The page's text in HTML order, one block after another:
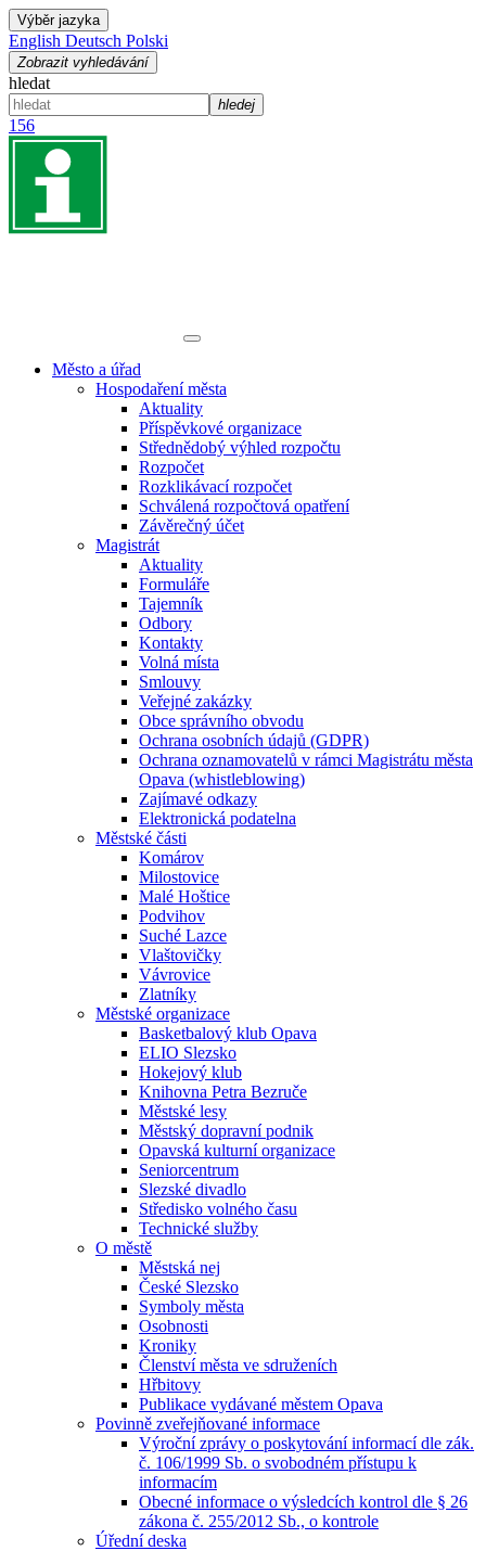
Výběr jazyka
English Deutsch Polski
Zobrazit vyhledávání
hledat
hledej
156
Město a úřad
Hospodaření města
Aktuality
Příspěvkové organizace
Střednědobý výhled rozpočtu
Rozpočet
Rozklikávací rozpočet
Schválená rozpočtová opatření
Závěrečný účet
Magistrát
Aktuality
Formuláře
Tajemník
Odbory
Kontakty
Volná místa
Smlouvy
Veřejné zakázky
Obce správního obvodu
Ochrana osobních údajů (GDPR)
Ochrana oznamovatelů v rámci Magistrátu města
Opava (whistleblowing)
Zajímavé odkazy
Elektronická podatelna
Městské části
Komárov
Milostovice
Malé Hoštice
Podvihov
Suché Lazce
Vlaštovičky
Vávrovice
Zlatníky
Městské organizace
Basketbalový klub Opava
ELIO Slezsko
Hokejový klub
Knihovna Petra Bezruče
Městské lesy
Městský dopravní podnik
Opavská kulturní organizace
Seniorcentrum
Slezské divadlo
Středisko volného času
Technické služby
O městě
Městská nej
České Slezsko
Symboly města
Osobnosti
Kroniky
Členství města ve sdruženích
Hřbitovy
Publikace vydávané městem Opava
Povinně zveřejňované informace
Výroční zprávy o poskytování informací dle zák.
č. 106/1999 Sb. o svobodném přístupu k
informacím
Obecné informace o výsledcích kontrol dle § 26
zákona č. 255/2012 Sb., o kontrole
Úřední deska